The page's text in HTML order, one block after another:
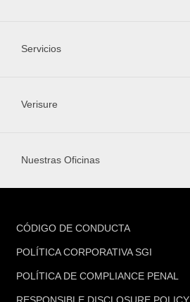
Servicios
Verisure
Nuestras Oficinas
FOOTER
CÓDIGO DE CONDUCTA
POLÍTICA CORPORATIVA SGI
POLÍTICA DE COMPLIANCE PENAL